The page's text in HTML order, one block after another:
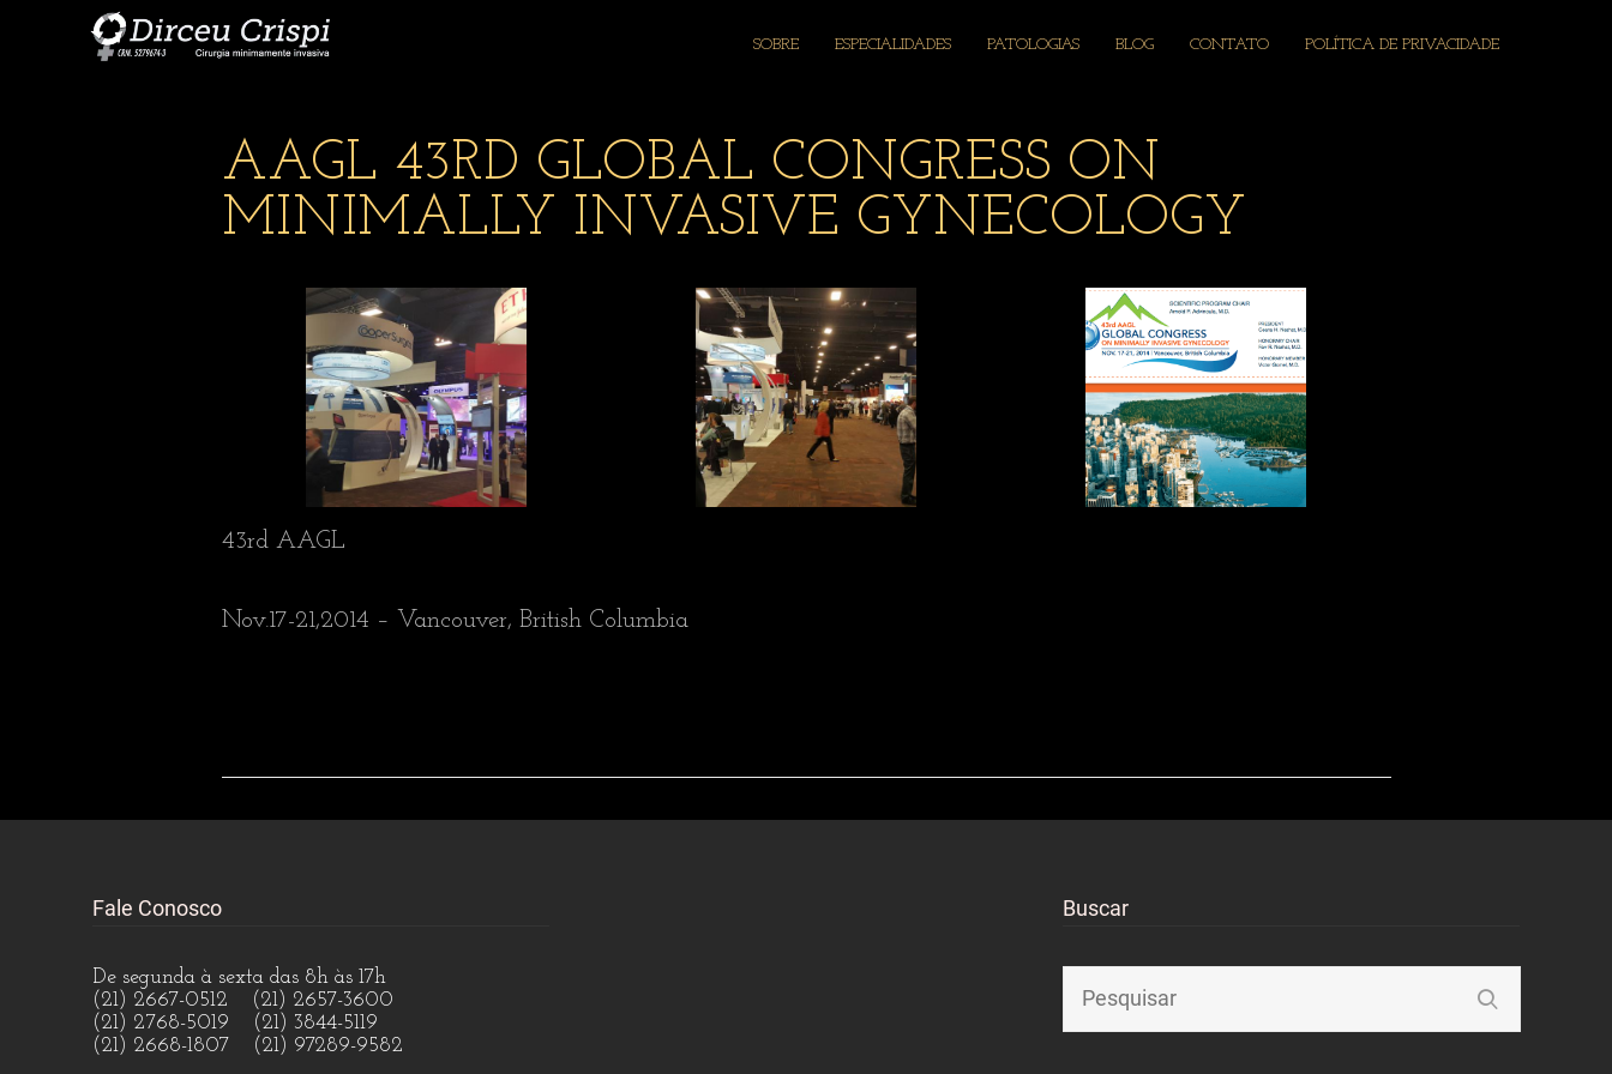
SOBRE ESPECIALIDADES PATOLOGIAS BLOG CONTATO POLÍTICA DE PRIVACIDADE
AAGL 43RD GLOBAL CONGRESS ON
MINIMALLY INVASIVE GYNECOLOGY
43rd AAGL
Nov.17-21,2014 – Vancouver, British Columbia
Fale Conosco
De segunda à sexta das 8h às 17h
(21) 2667-0512 (21) 2657-3600
(21) 2768-5019 (21) 3844-5119
(21) 2668-1807 (21) 97289-9582
Buscar